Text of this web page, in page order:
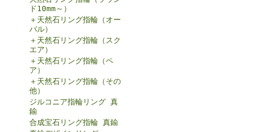
ド10mm～）
＋天然石リング指輪（オー
バル）
＋天然石リング指輪（スク
エア）
＋天然石リング指輪（ペ
ア）
＋天然石リング指輪（その
他）
ジルコニア指輪リング 真
鍮
合成宝石リング指輪 真鍮